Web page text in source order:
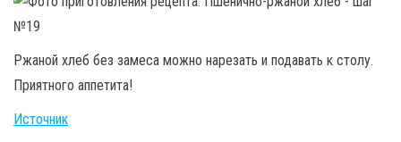
Ржаной хлеб без замеса можно нарезать и подавать к столу.
Приятного аппетита!
Источник